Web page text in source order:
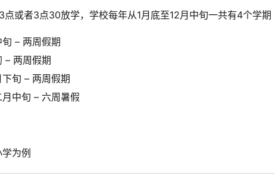
或者3点30放学，学校每年从1月底至12月中旬一共有4个学期
– 两周假期
– 两周假期
旬 – 两周假期
中旬 – 六周暑假
为例